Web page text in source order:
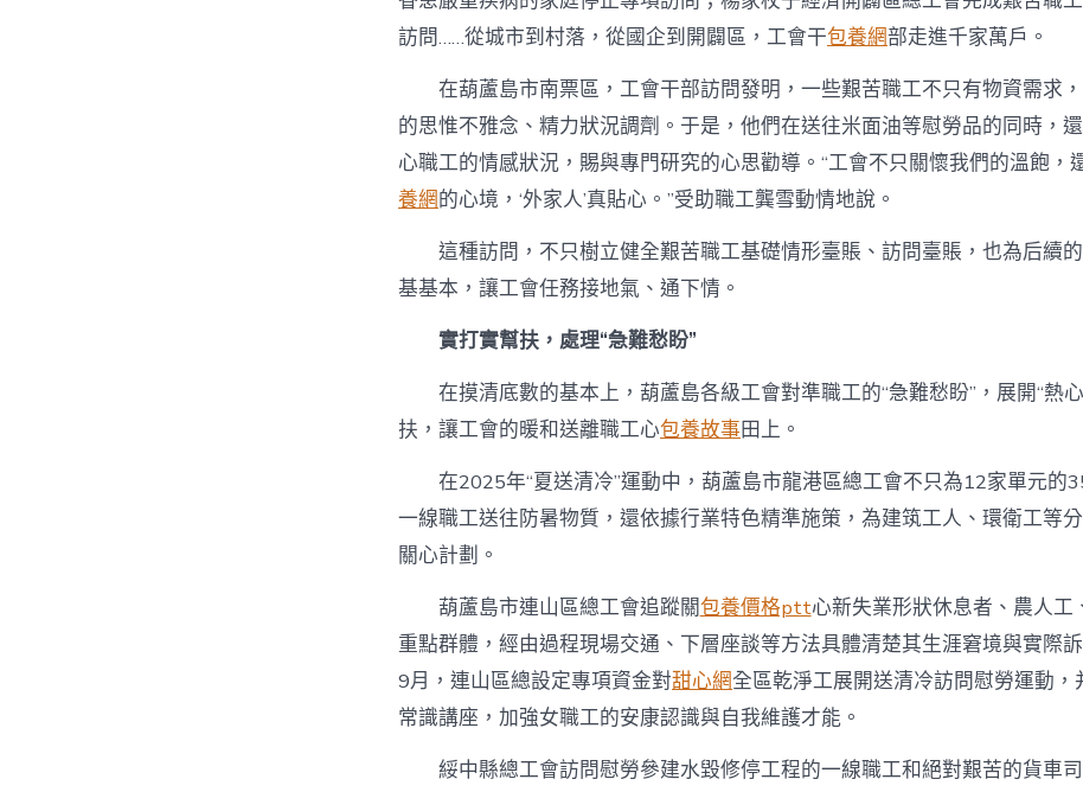
訪問……從城市到村落，從國企到開闢區，工會干包養網部走進千家萬戶。
在葫蘆島市南票區，工會干部訪問發明，一些艱苦職工不只有物資需求
的思惟不雅念、精力狀況調劑。于是，他們在送往米面油等慰勞品的同時，
心職工的情感狀況，賜與專門研究的心思勸導。“工會不只關懷我們的溫飽，
養網的心境，‘外家人’真貼心。”受助職工龔雪動情地說。
這種訪問，不只樹立健全艱苦職工基礎情形臺賬、訪問臺賬，也為后續
基基本，讓工會任務接地氣、通下情。
實打實幫扶，處理“急難愁盼”
在摸清底數的基本上，葫蘆島各級工會對準職工的“急難愁盼”，展開“熱
扶，讓工會的暖和送離職工心包養故事田上。
在2025年“夏送清冷”運動中，葫蘆島市龍港區總工會不只為12家單元的
一線職工送往防暑物質，還依據行業特色精準施策，為建筑工人、環衛工等
關心計劃。
葫蘆島市連山區總工會追蹤關包養價格ptt心新失業形狀休息者、農人工
重點群體，經由過程現場交通、下層座談等方法具體清楚其生涯窘境與實際
9月，連山區總設定專項資金對甜心網全區乾淨工展開送清冷訪問慰勞運動，
常識講座，加強女職工的安康認識與自我維護才能。
綏中縣總工會訪問慰勞參建水毀修停工程的一線職工和絕對艱苦的貨車